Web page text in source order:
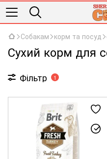
Собакам корм та посуд
Сухий корм для
Фільтр 1